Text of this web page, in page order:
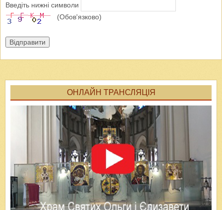
Введіть нижні символи
(Обов'язково)
Відправити
ОНЛАЙН ТРАНСЛЯЦІЯ